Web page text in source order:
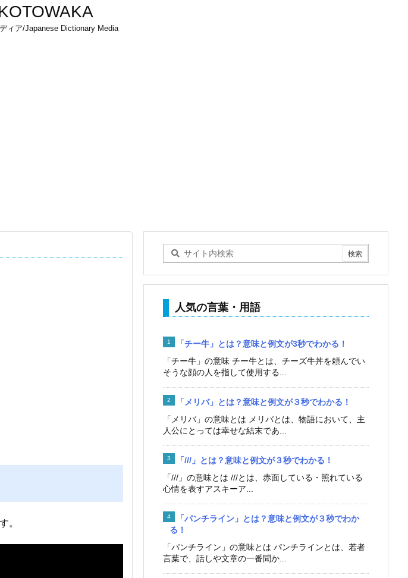
ィア/Japanese Dictionary Media
。
人気の言葉・用語
「チー牛」とは？意味と例文が3秒でわかる！
「チー牛」の意味 チー牛とは、チーズ牛丼を頼んでい
そうな顔の人を指して使用する...
「メリバ」とは？意味と例文が３秒でわかる！
「メリバ」の意味とは メリバとは、物語において、主
人公にとっては幸せな結末であ...
「///」とは？意味と例文が３秒でわかる！
「///」の意味とは ///とは、赤面している・照れている
心情を表すアスキーア...
「パンチライン」とは？意味と例文が３秒でわか
る！
「パンチライン」の意味とは パンチラインとは、若者
言葉で、話しや文章の一番聞か...